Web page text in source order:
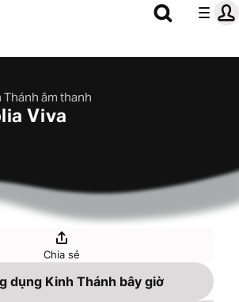
Thánh âm thanh
Viva
Chia sẻ
dụng Kinh Thánh bây giờ